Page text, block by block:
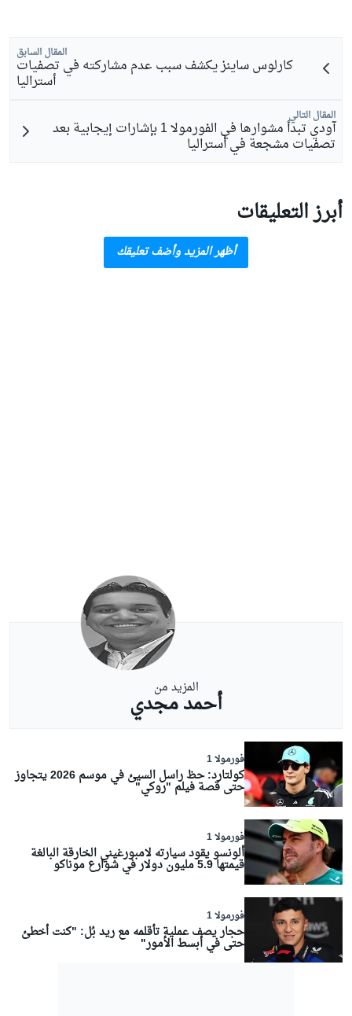
المقال السابق
كارلوس ساينز يكشف سبب عدم مشاركته في تصفيات
أستراليا
المقال التالي
آودي تبدأ مشوارها في الفورمولا 1 بإشارات إيجابية بعد
تصفيات مشجعة في أستراليا
أبرز التعليقات
أظهر المزيد وأضف تعليقك
المزيد من
أحمد مجدي
فورمولا 1
كولتارد: حظ راسل السيئ في موسم 2026 يتجاوز
حتى قصة فيلم "روكي"
فورمولا 1
ألونسو يقود سيارته لامبورغيني الخارقة البالغة
قيمتها 5.9 مليون دولار في شوارع موناكو
فورمولا 1
حجار يصف عملية تأقلمه مع ريد بُل: "كنت أخطئ
حتى في أبسط الأمور"